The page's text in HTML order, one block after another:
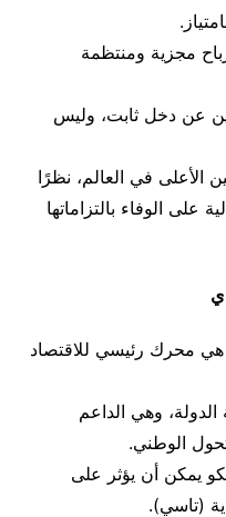
مجزية ومنتظمة
عن دخل ثابت، وليس
الأعلى في العالم، نظرًا
على الوفاء بالتزاماتها
محرك رئيسي للاقتصاد
الدولة، وهي الداعم
الوطني.
يمكن أن يؤثر على
(تاسي).